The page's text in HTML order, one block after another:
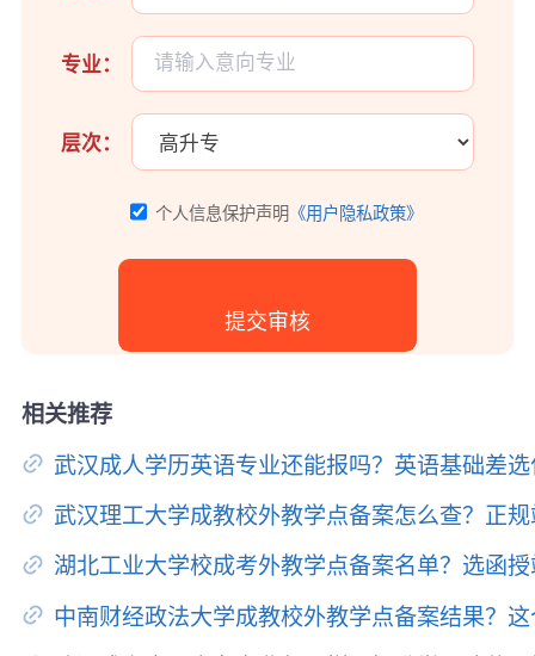
专业：
层次：
个人信息保护声明 《用户隐私政策》
相关推荐
武汉成人学历英语专业还能报吗？英语基础差
武汉理工大学成教校外教学点备案怎么查？正
湖北工业大学校成考外教学点备案名单？选函
中南财经政法大学成教校外教学点备案结果？